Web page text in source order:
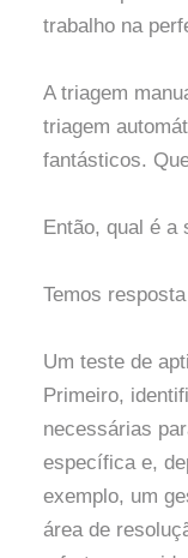
trabalho na
A triagem
triagem
fantásticos.
Então, qual é a
Temos
Um teste de
Primeiro,
necessárias
específica e,
exemplo, um
área de